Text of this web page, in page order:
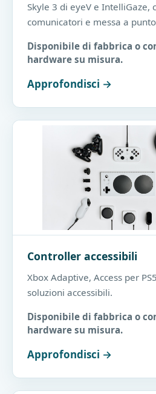
Skyle 3 di eyeV e IntelliGaze,
comunicatori e messa a
Disponibile di fabbrica o
hardware su misura.
Approfondisci →
Controller accessibili
Xbox Adaptive, Access per
soluzioni accessibili.
Disponibile di fabbrica o
hardware su misura.
Approfondisci →